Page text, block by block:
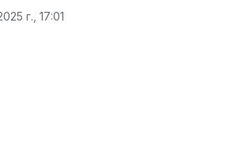
г., 17:01